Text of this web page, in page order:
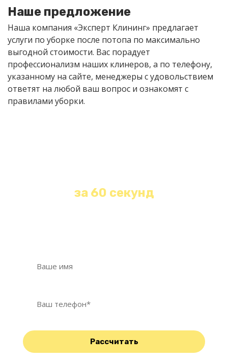
Наше предложение
Наша компания «Эксперт Клининг» предлагает
услуги по уборке после потопа по максимально
выгодной стоимости. Вас порадует
профессионализм наших клинеров, а по телефону,
указанному на сайте, менеджеры с удовольствием
ответят на любой ваш вопрос и ознакомят с
правилами уборки.
за 60 секунд